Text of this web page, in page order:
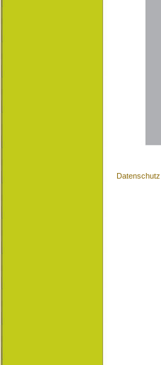
Datenschutz